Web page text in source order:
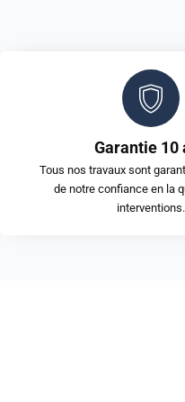
Garantie 10
Tous nos travaux sont
de notre confiance en la
interventions.